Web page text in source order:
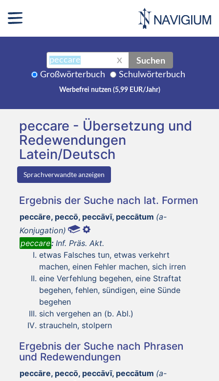
X Suchen
Großwörterbuch Schulwörterbuch
Werbefrei nutzen (5,99 EUR/Jahr)
peccare - Übersetzung und
Redewendungen
Latein/Deutsch
Sprachverwandte anzeigen
Ergebnis der Suche nach lat. Formen
peccāre, peccō, peccāvī, peccātum (a-
Konjugation)
peccare: Inf. Präs. Akt.
etwas Falsches tun, etwas verkehrt
machen, einen Fehler machen, sich irren
eine Verfehlung begehen, eine Straftat
begehen, fehlen, sündigen, eine Sünde
begehen
sich vergehen an (b. Abl.)
straucheln, stolpern
Ergebnis der Suche nach Phrasen
und Redewendungen
peccāre, peccō, peccāvī, peccātum (a-